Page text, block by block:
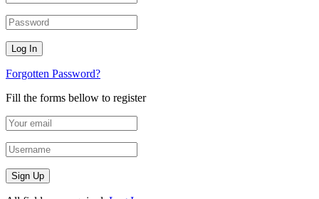
Forgotten Password?
Fill the forms bellow to register